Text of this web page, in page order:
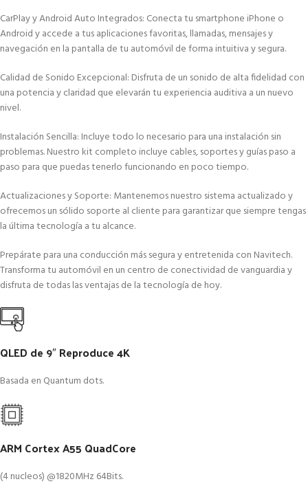
CarPlay y Android Auto Integrados: Conecta tu smartphone iPhone o
Android y accede a tus aplicaciones favoritas, llamadas, mensajes y
navegación en la pantalla de tu automóvil de forma intuitiva y segura.
Calidad de Sonido Excepcional: Disfruta de un sonido de alta fidelidad con
una potencia y claridad que elevarán tu experiencia auditiva a un nuevo
nivel.
Instalación Sencilla: Incluye todo lo necesario para una instalación sin
problemas. Nuestro kit completo incluye cables, soportes y guías paso a
paso para que puedas tenerlo funcionando en poco tiempo.
Actualizaciones y Soporte: Mantenemos nuestro sistema actualizado y
ofrecemos un sólido soporte al cliente para garantizar que siempre tengas
la última tecnología a tu alcance.
Prepárate para una conducción más segura y entretenida con Navitech.
Transforma tu automóvil en un centro de conectividad de vanguardia y
disfruta de todas las ventajas de la tecnología de hoy.
QLED de 9″ Reproduce 4K
Basada en Quantum dots.
ARM Cortex A55 QuadCore
(4 nucleos) @1820MHz 64Bits.